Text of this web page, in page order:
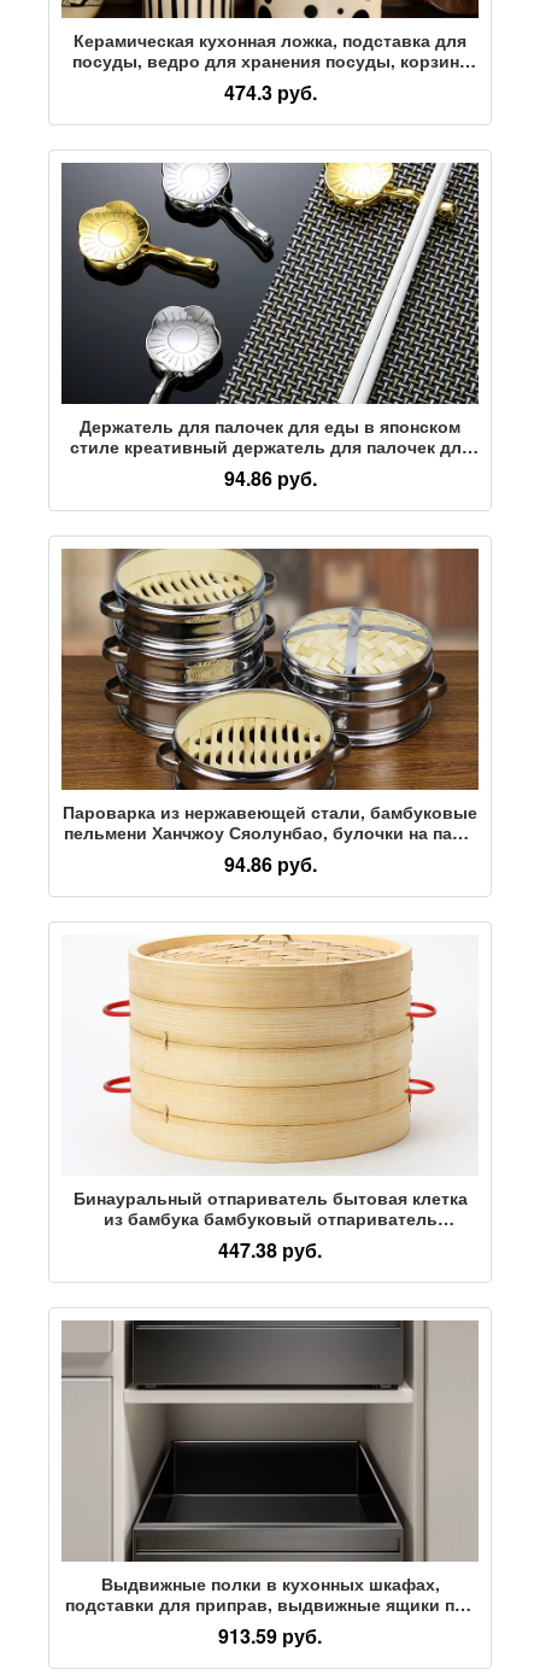
Керамическая кухонная ложка, подставка для
посуды, ведро для хранения посуды, корзина
для палочек для еды, держатель для палочек
для еды, коробка 2025 новинка
474.3 руб.
Держатель для палочек для еды в японском
стиле креативный держатель для палочек для
еды посуда из цинкового сплава держатель
для палочек для еды украшение
94.86 руб.
Пароварка из нержавеющей стали, бамбуковые
пельмени Ханчжоу Сяолунбао, булочки на пару,
бамбуковая пароварка, пароварка, клетка,
бытовая и коммерческая
94.86 руб.
Бинауральный отпариватель бытовая клетка
из бамбука бамбуковый отпариватель
коммерческий отпариватель Xiaolongbao
бамбук бамбуковые булочки на пару маленький
отпариватель
447.38 руб.
Выдвижные полки в кухонных шкафах,
подставки для приправ, выдвижные ящики под
раковиной, для хранения без перфорации,
сушильные шкафы, выдвижные корзины
913.59 руб.